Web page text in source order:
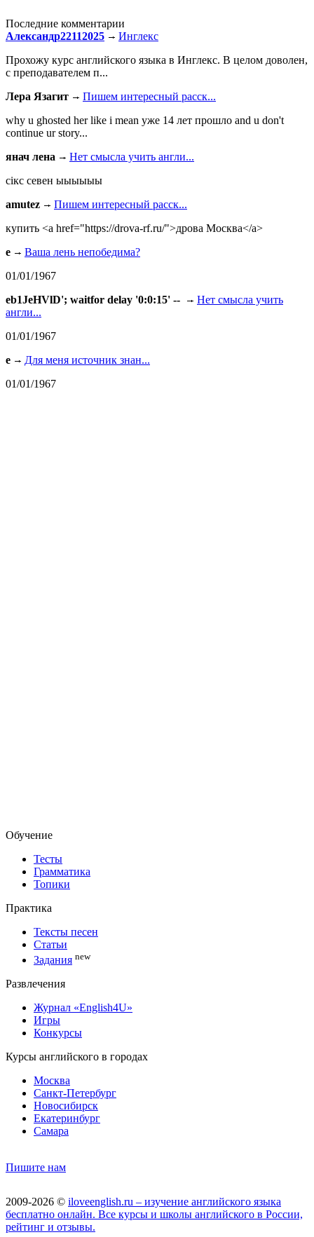
Последние комментарии
Александр22112025
Инглекс
Прохожу курс английского языка в Инглекс. В целом доволен,
с преподавателем п...
Лера Язагит
Пишем интересный расск...
why u ghosted her like i mean уже 14 лет прошло and u don't
continue ur story...
янач лена
Нет смысла учить англи...
сiкс севен ыыыыыы
amutez
Пишем интересный расск...
купить <a href="https://drova-rf.ru/">дрова Москва</a>
e
Ваша лень непобедима?
01/01/1967
eb1JeHVlD'; waitfor delay '0:0:15' --
Нет смысла учить
англи...
01/01/1967
e
Для меня источник знан...
01/01/1967
Обучение
Тесты
Грамматика
Топики
Практика
Тексты песен
Статьи
Задания new
Развлечения
Журнал «English4U»
Игры
Конкурсы
Курсы английского в городах
Москва
Санкт-Петербург
Новосибирск
Екатеринбург
Самара
Пишите нам
2009-2026 © iloveenglish.ru – изучение английского языка
бесплатно онлайн. Все курсы и школы английского в России,
рейтинг и отзывы.